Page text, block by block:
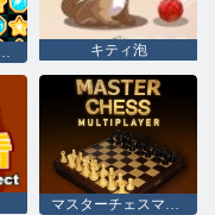
キティ泡
マスターチェスマルチプレイヤー